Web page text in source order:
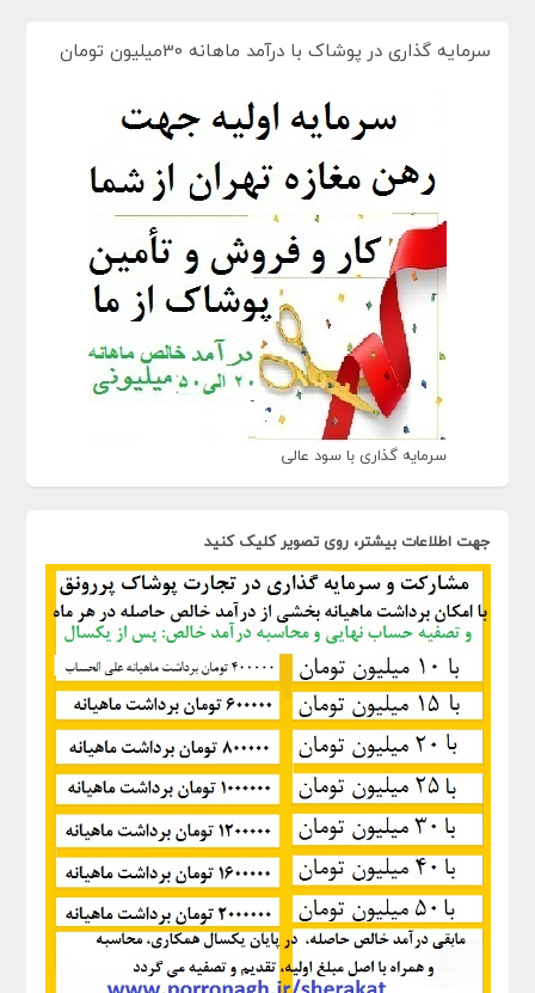
سرمایه گذاری در پوشاک با درآمد ماهانه 30میلیون تومان
سرمایه گذاری با سود عالی
جهت اطلاعات بیشتر، روی تصویر کلیک کنید